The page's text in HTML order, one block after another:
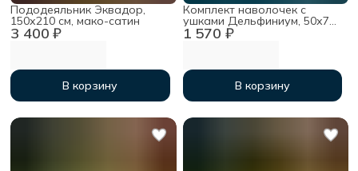
3 400 ₽
Пододеяльник Эквадор,
150х210 см, мако-сатин
В корзину
1 570 ₽
Комплект наволочек с
ушками Дельфиниум, 50х70
(2 шт), мако-сатин
В корзину